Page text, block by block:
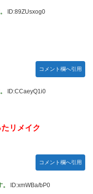
、討ち取られる
「ガシャポン」2026年8
」「斧乃木余接」プライ
可愛過ぎてワイらにブッ
い奴
ID:89ZUsxog0
コメント欄へ引用
ID:CCaeyQ1i0
リメイク
コメント欄へ引用
ID:xmWBa/bP0